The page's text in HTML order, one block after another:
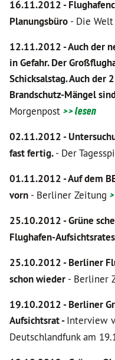
16.11.2012 -
Planungsbüro - Die Welt
12.11.2012 - Auch der
in Gefahr. Der
Schicksalstag. Auch der
Brandschutz-Mängel
Morgenpost >> lesen
02.11.2012 -
fast fertig.- Der
01.11.2012 - Auf dem
vorn - Berliner Zeitung
25.10.2012 - Grüne
Flughafen-Aufsichtsrates
25.10.2012 - Berliner
schon wieder - Berliner
19.10.2012 - Berliner
Aufsichtsrat -Interview
Deutschlandfunk am